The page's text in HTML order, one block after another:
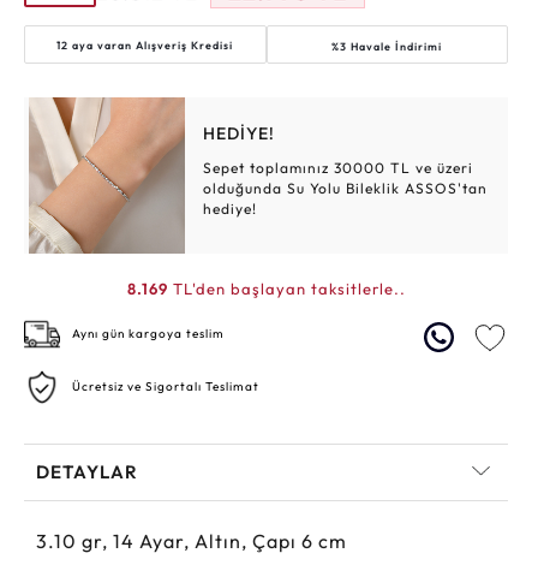
12 aya varanAlışveriş Kredisi %3 Havale İndirimi
HEDİYE!
Sepet toplamınız 30000 TL ve üzeri
olduğunda Su Yolu Bileklik ASSOS'tan
hediye!
8.169 TL'den başlayan taksitlerle..
Aynı gün kargoya teslim
Ücretsiz ve Sigortalı Teslimat
DETAYLAR
3.10 gr, 14 Ayar, Altın, Çapı 6 cm